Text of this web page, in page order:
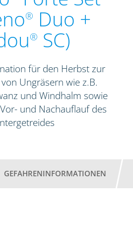
® Duo +
® SC)
für den Herbst zur
Ungräsern wie z.B.
und Windhalm sowie
und Nachauflauf des
GEFAHRENINFORMATIONEN